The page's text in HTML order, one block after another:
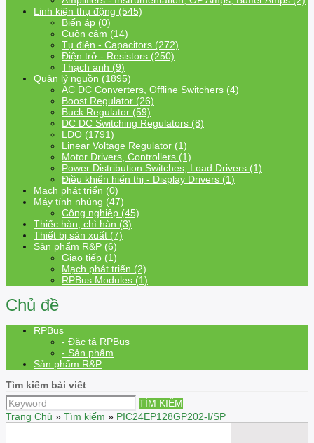
Linh kiện thụ động (545)
Biến áp (0)
Cuộn cảm (14)
Tụ điện - Capacitors (272)
Điện trở - Resistors (250)
Thạch anh (9)
Quản lý nguồn (1895)
AC DC Converters, Offline Switchers (4)
Boost Regulator (26)
Buck Regulator (59)
DC DC Switching Regulators (8)
LDO (1791)
Linear Voltage Regulator (1)
Motor Drivers, Controllers (1)
Power Distribution Switches, Load Drivers (1)
Điều khiển hiển thị - Display Drivers (1)
Mạch phát triển (0)
Máy tính nhúng (47)
Công nghiệp (45)
Thiếc hàn, chì hàn (3)
Thiết bị sản xuất (7)
Sản phẩm R&P (6)
Giao tiếp (1)
Mạch phát triển (2)
RPBus Modules (1)
Chủ đề
RPBus
- Đặc tả RPBus
- Sản phẩm
Sản phẩm R&P
Tìm kiếm bài viết
TÌM KIẾM
Trang Chủ » Tìm kiếm » PIC24EP128GP202-I/SP